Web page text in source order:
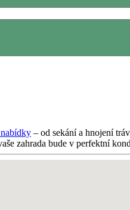
– od sekání a hnojení
zahrada bude v perfektní